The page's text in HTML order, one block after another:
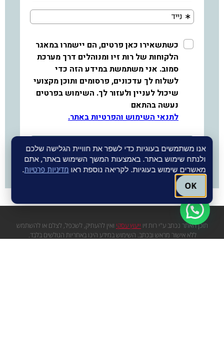
תוכן האתר נכתב ע"י רות זיו ייעוץ עסקי ואין להעתיק, לשכפל, לצלם או להשתמש
ללא אישור מראש ובכתב. השימוש במידע הינו באחריות הגולשים בלבד.
אנו משתמשים בעוגיות כדי לשפר את חוויית הגלישה שלכם
ולנתח שימוש באתר. באמצעות המשך השימוש באתר, אתם
מאשרים שימוש בעוגיות. לקריאה נוספת ראו מדיניות פרטיות.
OK